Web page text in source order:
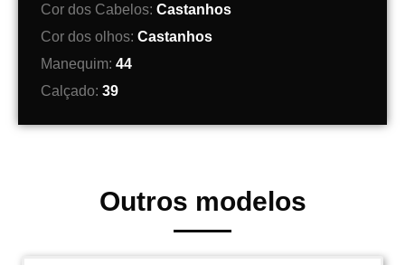
Cor dos Cabelos: Castanhos
Cor dos olhos: Castanhos
Manequim: 44
Calçado: 39
Outros modelos